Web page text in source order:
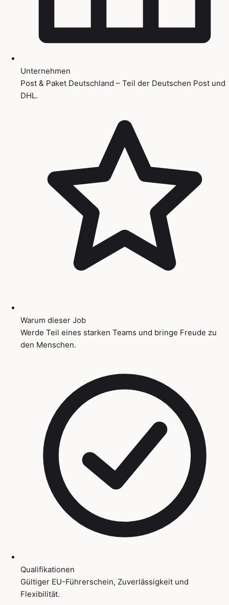
Unternehmen
Post & Paket Deutschland – Teil der Deutschen Post und
DHL.
Warum dieser Job
Werde Teil eines starken Teams und bringe Freude zu
den Menschen.
Qualifikationen
Gültiger EU-Führerschein, Zuverlässigkeit und
Flexibilität.